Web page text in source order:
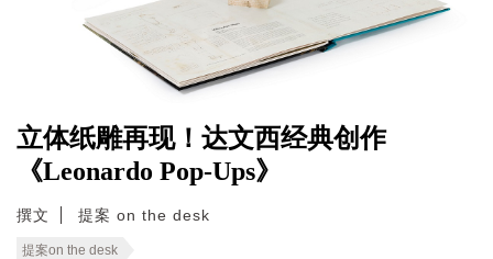
立体纸雕再现！达文西经典创作
《Leonardo Pop-Ups》
撰文 提案 on the desk
提案on the desk